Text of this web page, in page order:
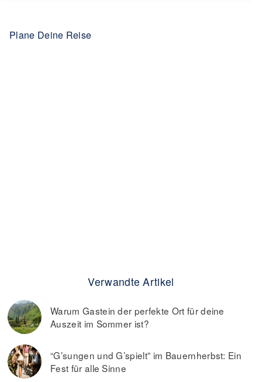
Plane Deine Reise
Verwandte Artikel
Warum Gastein der perfekte Ort für deine
Auszeit im Sommer ist?
“G’sungen und G’spielt” im Bauernherbst: Ein
Fest für alle Sinne